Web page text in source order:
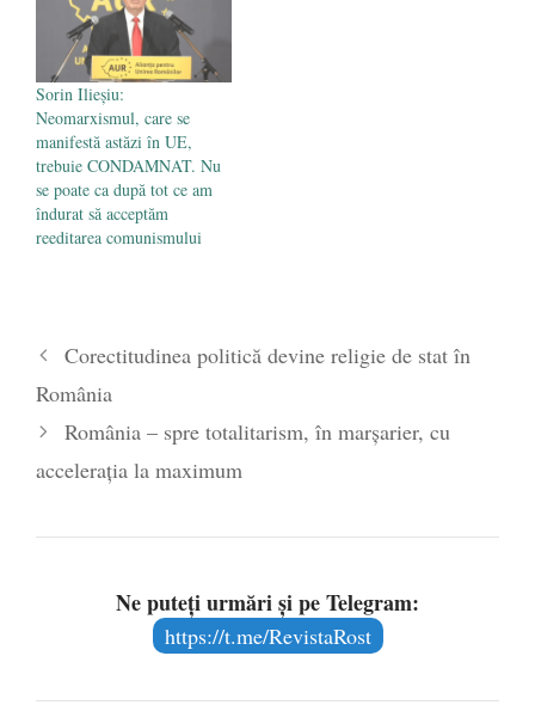
Sorin Ilieșiu:
Neomarxismul, care se
manifestă astăzi în UE,
trebuie CONDAMNAT. Nu
se poate ca după tot ce am
îndurat să acceptăm
reeditarea comunismului
Corectitudinea politică devine religie de stat în
România
România – spre totalitarism, în marşarier, cu
acceleraţia la maximum
Ne puteți urmări și pe Telegram:
https://t.me/RevistaRost